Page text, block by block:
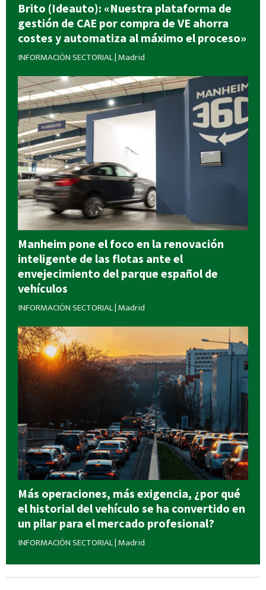
Brito (Ideauto): «Nuestra plataforma de
gestión de CAE por compra de VE ahorra
costes y automatiza al máximo el proceso»
INFORMACIÓN SECTORIAL|Madrid
Manheim pone el foco en la renovación
inteligente de las flotas ante el
envejecimiento del parque español de
vehículos
INFORMACIÓN SECTORIAL|Madrid
Más operaciones, más exigencia, ¿por qué
el historial del vehículo se ha convertido en
un pilar para el mercado profesional?
INFORMACIÓN SECTORIAL|Madrid